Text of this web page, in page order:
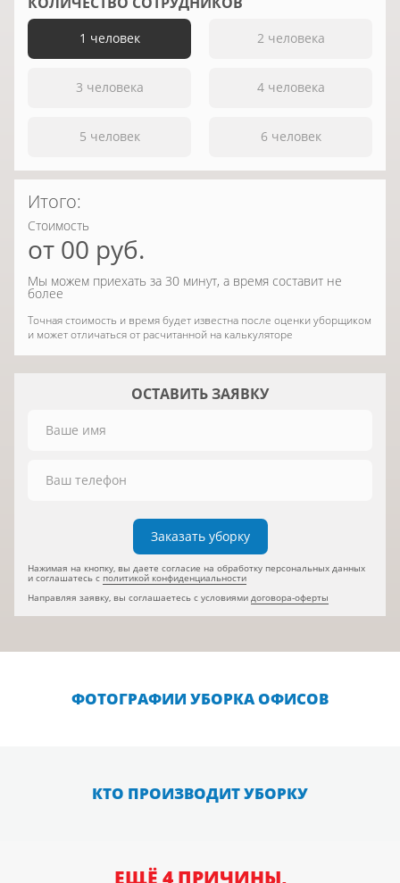
1 человек 2 человека
3 человека 4 человека
5 человек 6 человек
Итого:
Стоимость
от 00 руб.
Мы можем приехать за 30 минут, а время составит не
более
Точная стоимость и время будет известна после оценки уборщиком
и может отличаться от расчитанной на калькуляторе
ОСТАВИТЬ ЗАЯВКУ
Заказать уборку
Нажимая на кнопку, вы даете согласие на обработку персональных данных
и соглашатесь с политикой конфиденциальности
Направляя заявку, вы соглашаетесь с условиями договора-оферты
ФОТОГРАФИИ УБОРКА ОФИСОВ
КТО ПРОИЗВОДИТ УБОРКУ
ЕЩЁ 4 ПРИЧИНЫ,